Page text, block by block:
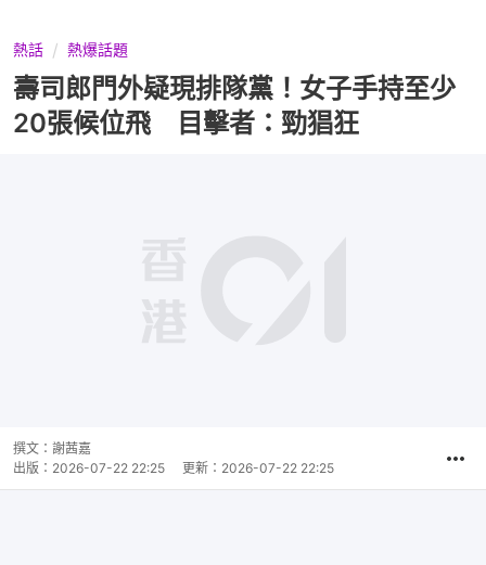
熱話 熱爆話題
壽司郎門外疑現排隊黨！女子手持至少
20張候位飛 目擊者：勁猖狂
撰文： 謝茜嘉
出版： 2026-07-22 22:25 更新： 2026-07-22 22:25